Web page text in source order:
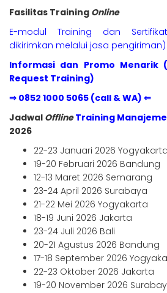
Fasilitas Training Online
E-modul Training dan
dikirimkan melalui jasa pengiriman)
Informasi dan Promo Menarik
Request Training)
⇒ 0852 1000 5065 (call & WA) ⇐
Jadwal Offline Training
2026
22-23 Januari 2026 Yogyakarta
19-20 Februari 2026 Bandung
12-13 Maret 2026 Semarang
23-24 April 2026 Surabaya
21-22 Mei 2026 Yogyakarta
18-19 Juni 2026 Jakarta
23-24 Juli 2026 Bali
20-21 Agustus 2026 Bandung
17-18 September 2026
22-23 Oktober 2026 Jakarta
19-20 November 2026